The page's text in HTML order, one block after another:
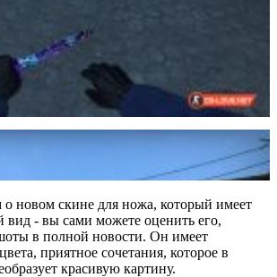
о новом скине для ножа, который имеет
- вы сами можете оценить его,
в полной новости. Он имеет
приятное сочетания, которое в
красивую картину.